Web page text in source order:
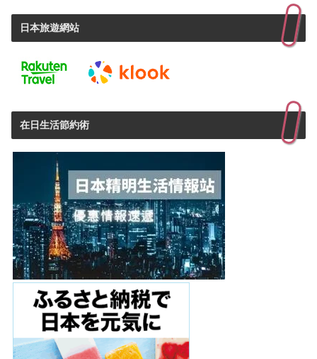
日本旅遊網站
在日生活節約術